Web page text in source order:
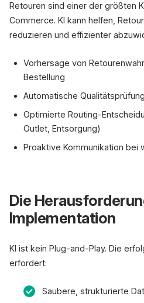
Retouren sind einer der größten
Commerce. KI kann helfen,
reduzieren und effizienter
Vorhersage von
Bestellung
Automatische
Optimierte Routing-
Outlet, Entsorgung)
Proaktive Kommunikation bei
Die
Implementation
KI ist kein Plug-and-Play. Die
erfordert:
Saubere, strukturierte